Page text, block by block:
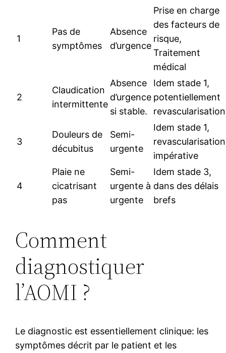
1
Pas de
symptômes
Absence
d’urgence
Prise en charge
des facteurs de
risque,
Traitement
médical
2
Claudication
intermittente
Absence
d’urgence
si stable.
Idem stade 1,
potentiellement
revascularisation
3
Douleurs de
décubitus
Semi-
urgente
Idem stade 1,
revascularisation
impérative
4
Plaie ne
cicatrisant
pas
Semi-
urgente à
urgente
Idem stade 3,
dans des délais
brefs
Comment
diagnostiquer
l’AOMI ?
Le diagnostic est essentiellement clinique: les
symptômes décrit par le patient et les